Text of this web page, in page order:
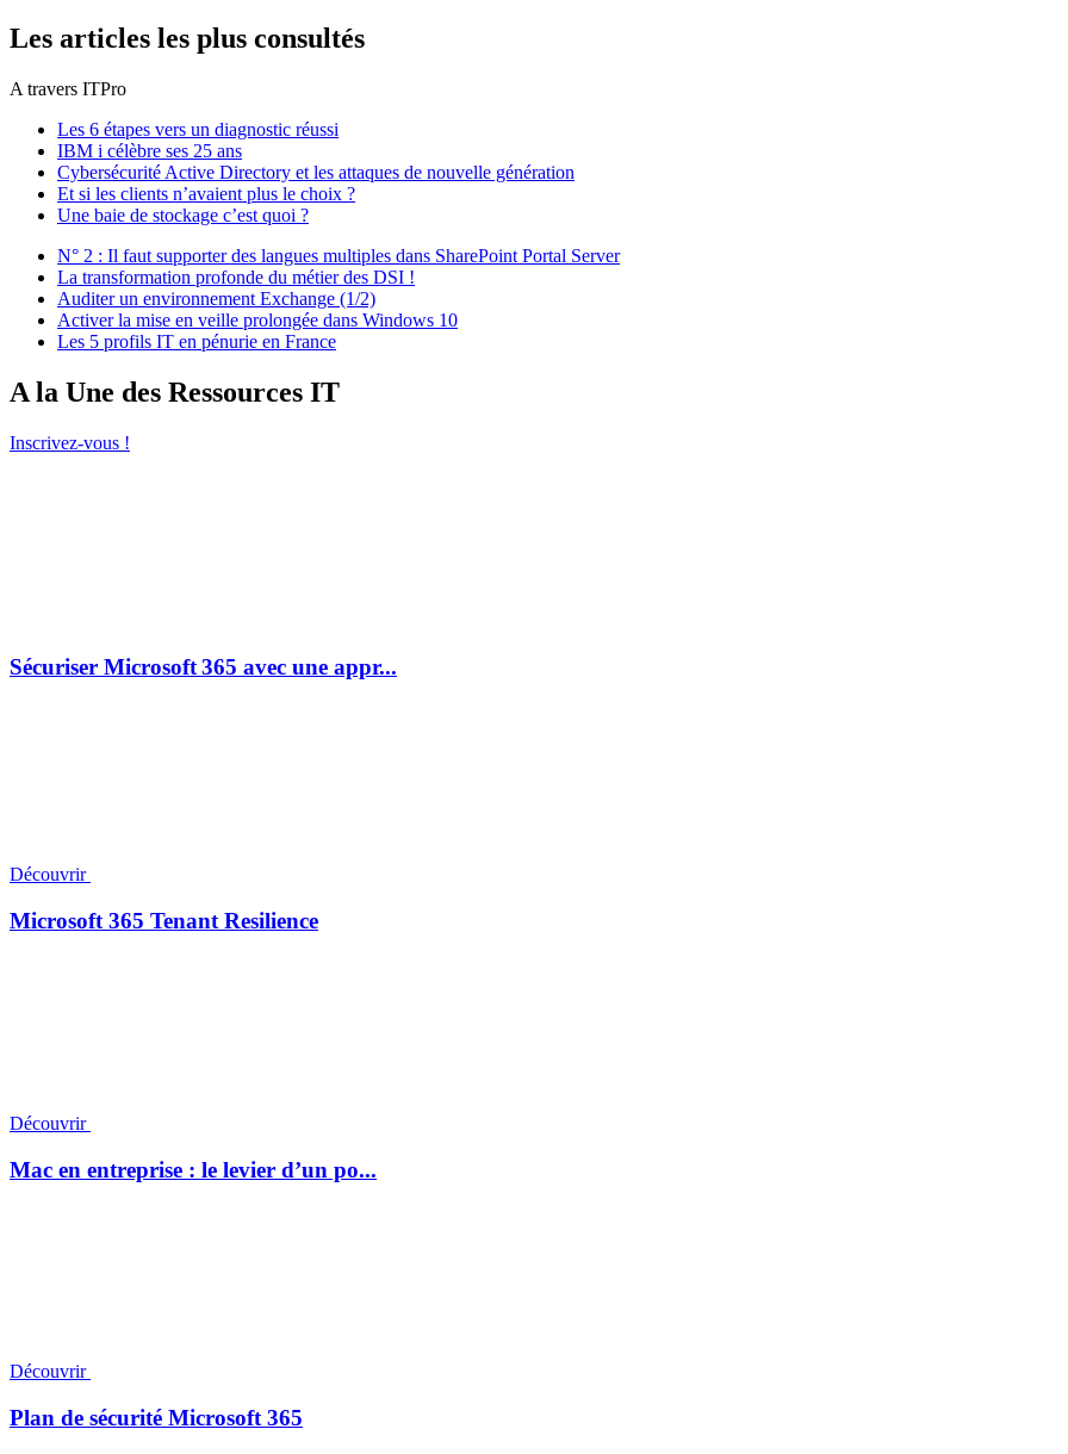
Les articles les plus consultés
A travers ITPro
Les 6 étapes vers un diagnostic réussi
IBM i célèbre ses 25 ans
Cybersécurité Active Directory et les attaques de nouvelle génération
Et si les clients n’avaient plus le choix ?
Une baie de stockage c’est quoi ?
N° 2 : Il faut supporter des langues multiples dans SharePoint Portal Server
La transformation profonde du métier des DSI !
Auditer un environnement Exchange (1/2)
Activer la mise en veille prolongée dans Windows 10
Les 5 profils IT en pénurie en France
A la Une des Ressources IT
Inscrivez-vous !
Sécuriser Microsoft 365 avec une appr...
Découvrir
Microsoft 365 Tenant Resilience
Découvrir
Mac en entreprise : le levier d’un po...
Découvrir
Plan de sécurité Microsoft 365